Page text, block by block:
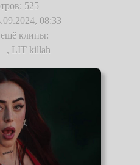
525
08:33
клипы:
, LIT killah